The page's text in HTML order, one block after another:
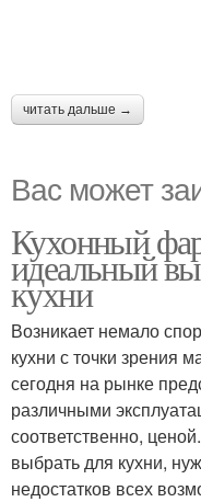
читать дальше →
Вас может
Кухонный
идеальный
кухни
Возникает немало
кухни с точки зрения
сегодня на рынке
различными
соответственно,
выбрать для кухни,
недостатков всех